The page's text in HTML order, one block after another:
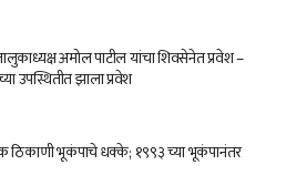
अमोल पाटील यांचा शिवसेनेत प्रवेश –
उपस्थितीत झाला प्रवेश
ठिकाणी भूकंपाचे धक्के; १९९३ च्या भूकंपानंतर